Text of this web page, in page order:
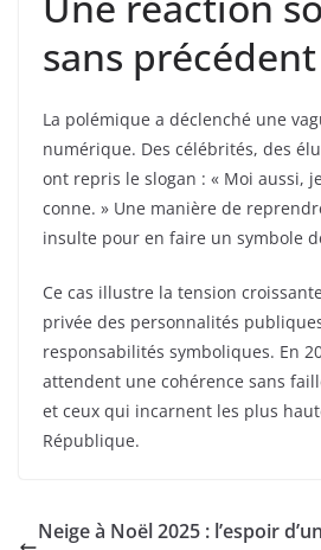
sans précédent
La polémique a déclenché une
numérique. Des célébrités, des
ont repris le slogan : « Moi aussi,
conne. » Une manière de
insulte pour en faire un symbole
Ce cas illustre la tension
privée des personnalités
responsabilités symboliques. En
attendent une cohérence sans
et ceux qui incarnent les plus
République.
Neige à Noël 2025 : l’espoir